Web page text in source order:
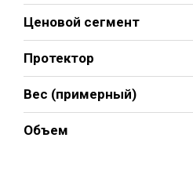
Ценовой сегмент
Протектор
Вес (примерный)
Объем